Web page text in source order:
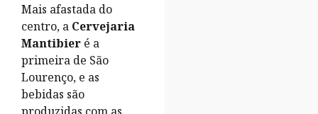
Mais afastada do
centro, a Cervejaria
Mantibier é a
primeira de São
Lourenço, e as
bebidas são